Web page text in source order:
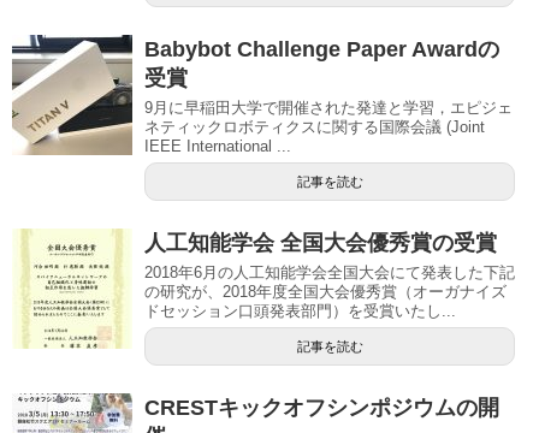
Babybot Challenge Paper Awardの
受賞
9月に早稲田大学で開催された発達と学習，エピジェ
ネティックロボティクスに関する国際会議 (Joint
IEEE International ...
記事を読む
人工知能学会 全国大会優秀賞の受賞
2018年6月の人工知能学会全国大会にて発表した下記
の研究が、2018年度全国大会優秀賞（オーガナイズ
ドセッション口頭発表部門）を受賞いたし...
記事を読む
CRESTキックオフシンポジウムの開